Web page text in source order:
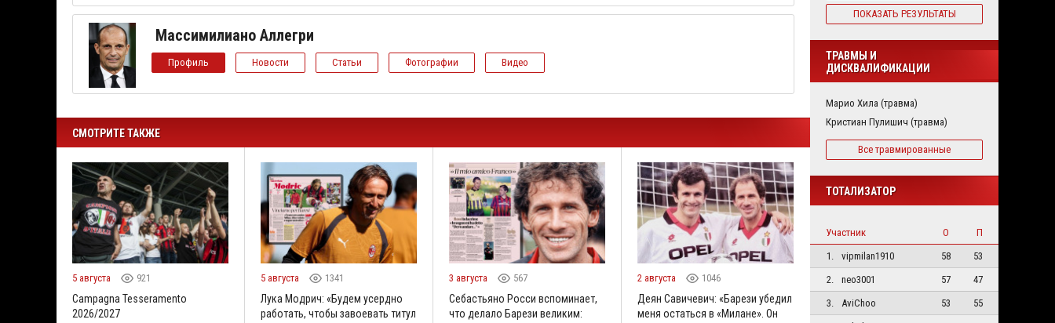
Массимилиано Аллегри
Профиль Новости Статьи Фотографии Видео
СМОТРИТЕ ТАКЖЕ
5 августа 921
Campagna Tesseramento
2026/2027
5 августа 1341
Лука Модрич: «Будем усердно
работать, чтобы завоевать титул
3 августа 567
Себастьяно Росси вспоминает,
что делало Барези великим:
2 августа 1046
Деян Савичевич: «Барези убедил
меня остаться в «Милане». Он
ПОКАЗАТЬ РЕЗУЛЬТАТЫ
ТРАВМЫ И
ДИСКВАЛИФИКАЦИИ
Марио Хила (травма)
Кристиан Пулишич (травма)
Все травмированные
ТОТАЛИЗАТОР
Участник О
П
1.
vipmilan1910 58
53
2.
neo3001 57
47
3.
AviChoo 53
55